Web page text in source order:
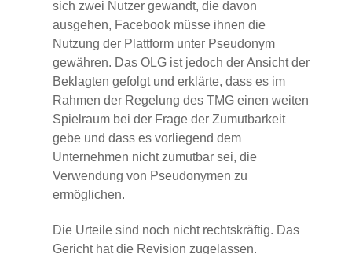
sich zwei Nutzer gewandt, die davon
ausgehen, Facebook müsse ihnen die
Nutzung der Plattform unter Pseudonym
gewähren. Das OLG ist jedoch der Ansicht der
Beklagten gefolgt und erklärte, dass es im
Rahmen der Regelung des TMG einen weiten
Spielraum bei der Frage der Zumutbarkeit
gebe und dass es vorliegend dem
Unternehmen nicht zumutbar sei, die
Verwendung von Pseudonymen zu
ermöglichen.
Die Urteile sind noch nicht rechtskräftig. Das
Gericht hat die Revision zugelassen.